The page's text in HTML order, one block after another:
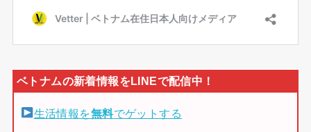
生活情報を無料でゲットする